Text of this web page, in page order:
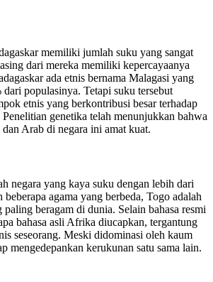
memiliki jumlah suku yang sangat
dari mereka memiliki kepercayaanya
ada etnis bernama Malagasi yang
populasinya. Tetapi suku tersebut
etnis yang berkontribusi besar terhadap
genetika telah menunjukkan bahwa
Arab di negara ini amat kuat.
negara yang kaya suku dengan lebih dari
agama yang berbeda, Togo adalah
paling beragam di dunia. Selain bahasa resmi
bahasa asli Afrika diucapkan, tergantung
seseorang. Meski didominasi oleh kaum
mengedepankan kerukunan satu sama lain.